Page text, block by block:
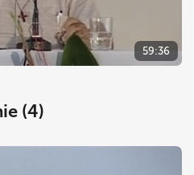
59:36
(4)